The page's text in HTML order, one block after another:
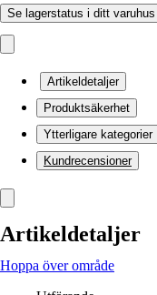
Se lagerstatus i ditt varuhus
Artikeldetaljer
Produktsäkerhet
Ytterligare kategorier
Kundrecensioner
Artikeldetaljer
Hoppa över område